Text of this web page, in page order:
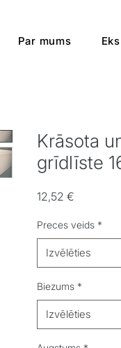
Par mums
Krāsota
grīdlīste
12,52 €
Preces veids *
Izvēlēties
Biezums *
Izvēlēties